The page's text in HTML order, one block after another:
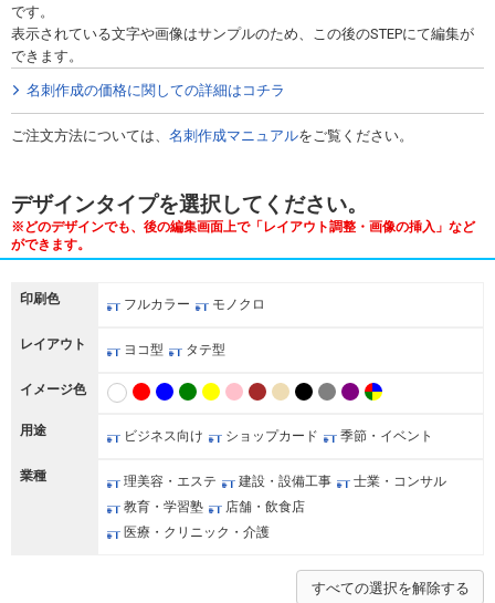
です。
表示されている文字や画像はサンプルのため、この後のSTEPにて編集が
できます。
名刺作成の価格に関しての詳細はコチラ
ご注文方法については、 名刺作成マニュアルをご覧ください。
デザインタイプを選択してください。
※どのデザインでも、後の編集画面上で「レイアウト調整・画像の挿入」など
ができます。
印刷色 フルカラー モノクロ
レイアウト ヨコ型 タテ型
イメージ色
用途 ビジネス向け ショップカード 季節・イベント
業種 理美容・エステ 建設・設備工事
士業・コンサル
教育・学習塾
店舗・飲食店
医療・クリニック・介護
すべての選択を解除する